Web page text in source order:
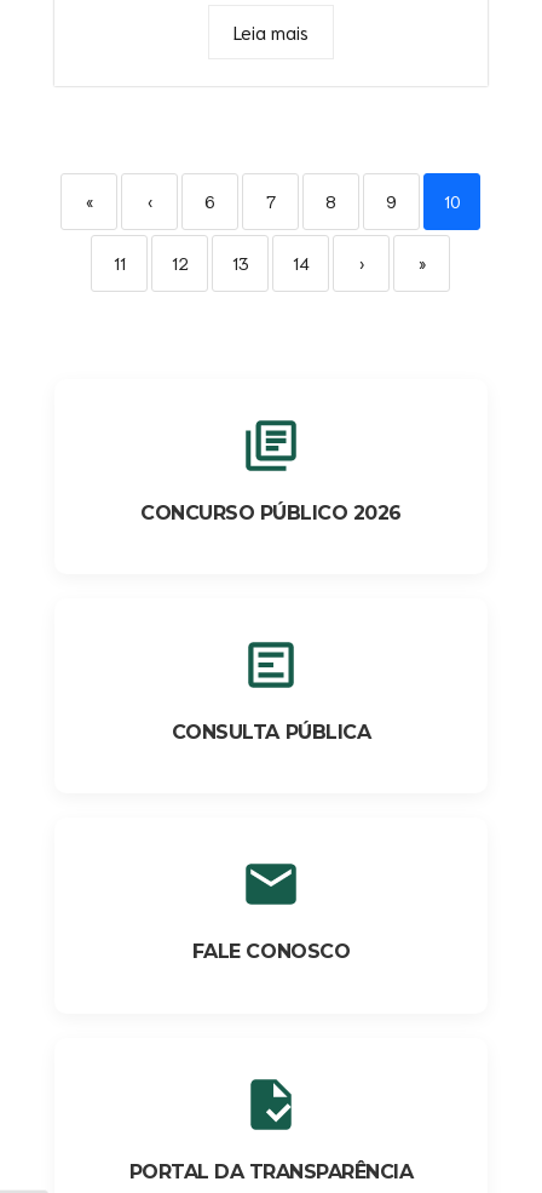
Leia mais
« ‹ 6 7 8 9 10
11 12 13 14 › »
CONCURSO PÚBLICO 2026
CONSULTA PÚBLICA
FALE CONOSCO
PORTAL DA TRANSPARÊNCIA